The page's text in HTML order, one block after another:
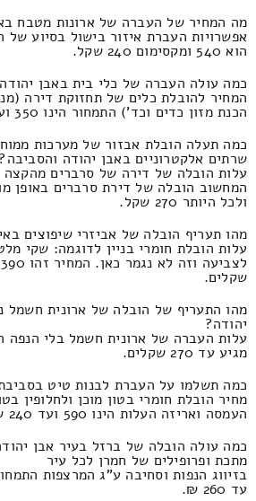
מה המחיר של העברה של ארונות מטבח
אפשרויות העברת איזור בישול בסיוע של
הוא 540 ומקסימום 240 שקל.
כמה עולה העברה של כלי בית באבן
המחיר להובלת כלים של תחזוקת דירה
הכנת מזון כדים וכד') התמחור הינו 350 ועד 170 שקל חדש.
כמה תעלה הובלת אבזור של מערכות
שרתים אלקטרוניים באבן יהודה והסביבה?
עלות הובלה של דירה של סרברים
ולכל היותר 270 שקל.
מהו תעריף הובלה של אביזרי שיפוצים
עלות הובלת חומרי בניין לדוגמה: שקי
שקלים.
מהו התעריף של הובלה של ארונית חשמל
יהודה?
מגיע עד 270 שקלים.
כמה תשלמו על העברת לבנות טיט
מחיר הובלת חומרי בטון מוכן ולחלופין
העמסה ואריזה העלות הינו 590 ועד 240 שקל חדש.
כמה עולה הובלה של ברזל בעיר אבן
מתכת ופרופילים של חמרן לכל עיר
עד 260 ₪.